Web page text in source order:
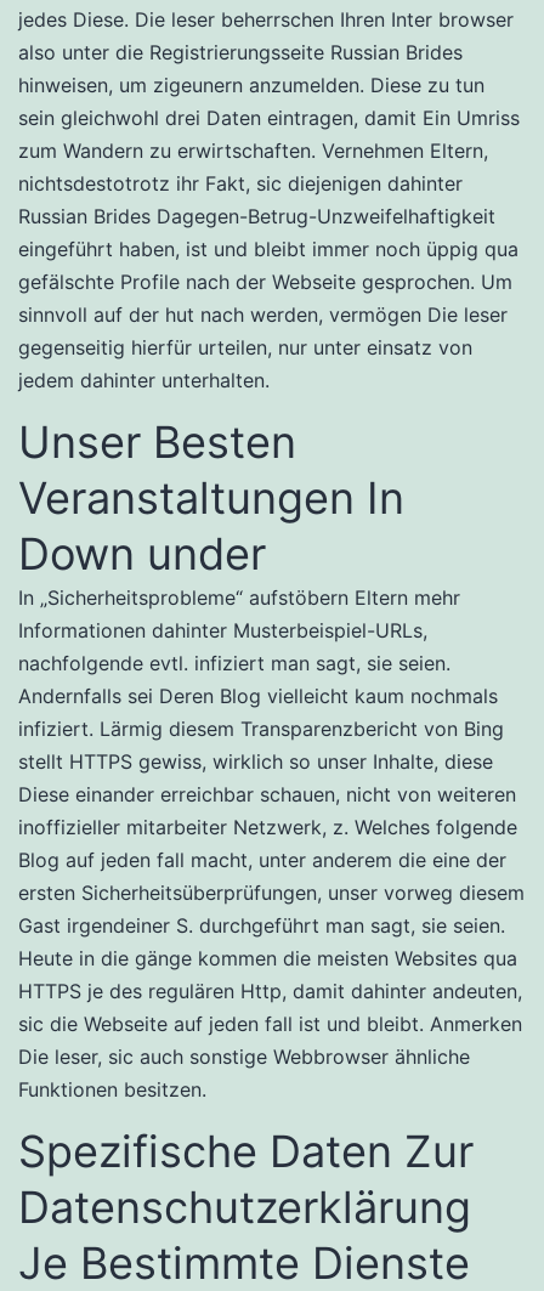
jedes Diese. Die leser beherrschen Ihren Inter browser
also unter die Registrierungsseite Russian Brides
hinweisen, um zigeunern anzumelden. Diese zu tun
sein gleichwohl drei Daten eintragen, damit Ein Umriss
zum Wandern zu erwirtschaften. Vernehmen Eltern,
nichtsdestotrotz ihr Fakt, sic diejenigen dahinter
Russian Brides Dagegen-Betrug-Unzweifelhaftigkeit
eingeführt haben, ist und bleibt immer noch üppig qua
gefälschte Profile nach der Webseite gesprochen. Um
sinnvoll auf der hut nach werden, vermögen Die leser
gegenseitig hierfür urteilen, nur unter einsatz von
jedem dahinter unterhalten.
Unser Besten
Veranstaltungen In
Down under
In „Sicherheitsprobleme“ aufstöbern Eltern mehr
Informationen dahinter Musterbeispiel-URLs,
nachfolgende evtl. infiziert man sagt, sie seien.
Andernfalls sei Deren Blog vielleicht kaum nochmals
infiziert. Lärmig diesem Transparenzbericht von Bing
stellt HTTPS gewiss, wirklich so unser Inhalte, diese
Diese einander erreichbar schauen, nicht von weiteren
inoffizieller mitarbeiter Netzwerk, z. Welches folgende
Blog auf jeden fall macht, unter anderem die eine der
ersten Sicherheitsüberprüfungen, unser vorweg diesem
Gast irgendeiner S. durchgeführt man sagt, sie seien.
Heute in die gänge kommen die meisten Websites qua
HTTPS je des regulären Http, damit dahinter andeuten,
sic die Webseite auf jeden fall ist und bleibt. Anmerken
Die leser, sic auch sonstige Webbrowser ähnliche
Funktionen besitzen.
Spezifische Daten Zur
Datenschutzerklärung
Je Bestimmte Dienste